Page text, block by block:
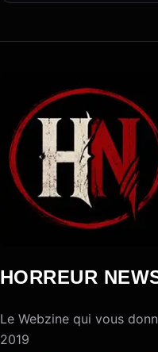
HORREUR
Le Webzine qui vous
2019